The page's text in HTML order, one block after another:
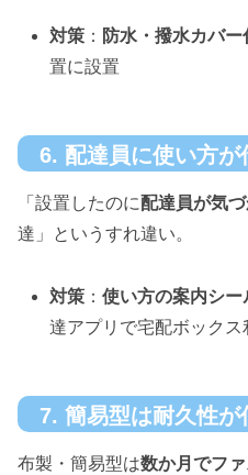
対策 ： 防水・撥水カバー
置に設置
6. 配達員に使い方
「設置したのに配達員が気
達」というすれ違い。
対策 ：使い方の案内シー
達アプリで宅配ボックス
7. 簡易型は耐久性が
布製・簡易型は数か月でフ